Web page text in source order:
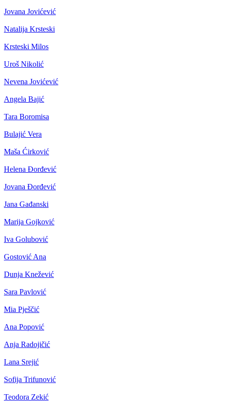
Jovana Jovićević
Natalija Krsteski
Krsteski Milos
Uroš Nikolić
Nevena Jovićević
Angela Bajić
Tara Boromisa
Bulajić Vera
Maša Ćirković
Helena Đorđević
Jovana Đorđević
Jana Gađanski
Marija Gojković
Iva Golubović
Gostović Ana
Dunja Knežević
Sara Pavlović
Mia Pješčić
Ana Popović
Anja Radojičić
Lana Srejić
Sofija Trifunović
Teodora Zekić